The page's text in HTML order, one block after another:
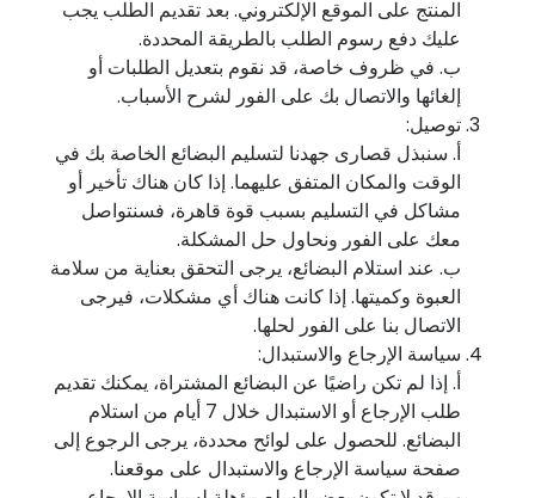
المنتج على الموقع الإلكتروني. بعد تقديم الطلب يجب
عليك دفع رسوم الطلب بالطريقة المحددة.
ب. في ظروف خاصة، قد نقوم بتعديل الطلبات أو
إلغائها والاتصال بك على الفور لشرح الأسباب.
توصيل:
أ. سنبذل قصارى جهدنا لتسليم البضائع الخاصة بك في
الوقت والمكان المتفق عليهما. إذا كان هناك تأخير أو
مشاكل في التسليم بسبب قوة قاهرة، فسنتواصل
معك على الفور ونحاول حل المشكلة.
ب. عند استلام البضائع، يرجى التحقق بعناية من سلامة
العبوة وكميتها. إذا كانت هناك أي مشكلات، فيرجى
الاتصال بنا على الفور لحلها.
سياسة الإرجاع والاستبدال:
أ. إذا لم تكن راضيًا عن البضائع المشتراة، يمكنك تقديم
طلب الإرجاع أو الاستبدال خلال 7 أيام من استلام
البضائع. للحصول على لوائح محددة، يرجى الرجوع إلى
صفحة سياسة الإرجاع والاستبدال على موقعنا.